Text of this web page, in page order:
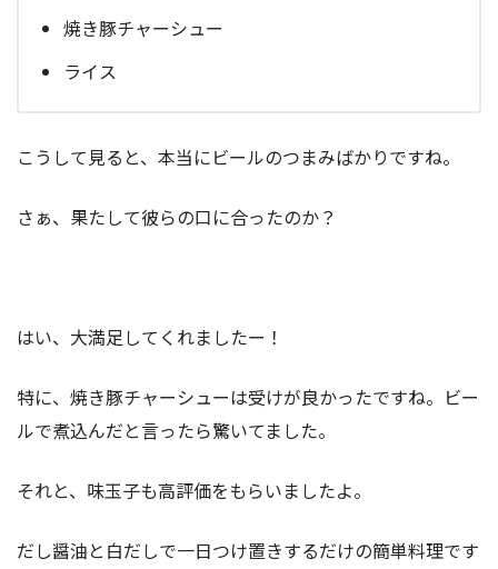
焼き豚チャーシュー
ライス
こうして見ると、本当にビールのつまみばかりですね。
さぁ、果たして彼らの口に合ったのか？
はい、大満足してくれましたー！
特に、焼き豚チャーシューは受けが良かったですね。ビー
ルで煮込んだと言ったら驚いてました。
それと、味玉子も高評価をもらいましたよ。
だし醤油と白だしで一日つけ置きするだけの簡単料理です